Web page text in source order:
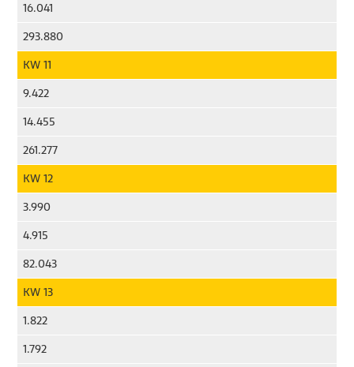
16.041
293.880
KW 11
9.422
14.455
261.277
KW 12
3.990
4.915
82.043
KW 13
1.822
1.792